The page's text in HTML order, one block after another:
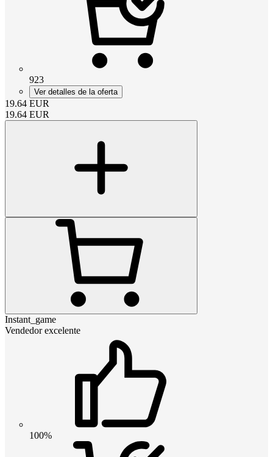
923
Ver detalles de la oferta
19.64 EUR
19.64 EUR
Instant_game
Vendedor excelente
100%